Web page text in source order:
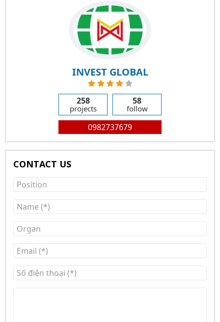
INVEST GLOBAL
258
projects
58
follow
0982737679
CONTACT US